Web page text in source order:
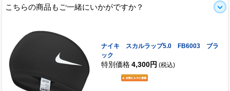
こちらの商品もご一緒にいかがですか？
ナイキ スカルラップ5.0 FB6003 ブラ
ック
特別価格 4,300円 (税込)